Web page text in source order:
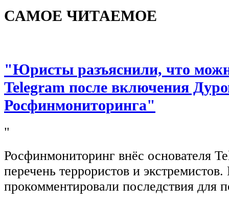
САМОЕ ЧИТАЕМОЕ
"Юристы разъяснили, что
Telegram после включения
Росфинмониторинга"
"
Росфинмониторинг внёс основателя
перечень террористов и
прокомментировали последствия для